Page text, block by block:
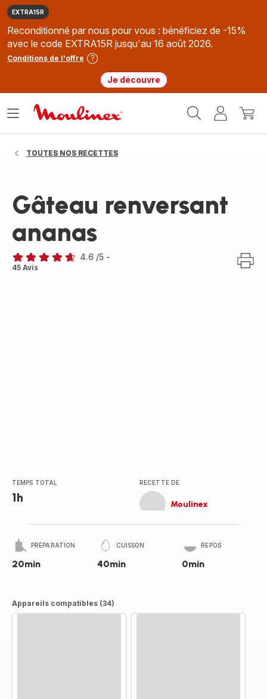
EXTRA15R
Reconditionné par nous pour vous : bénéficiez de -15%
avec le code EXTRA15R jusqu'au 16 août 2026.
Conditions de l'offre
Je découvre
MonMon
Ouvrir
TOUTES NOS RECETTES
Gâteau renversant
ananas
ratings.4.6
4.6 /5 -
45 Avis
TEMPS TOTAL
1h
RECETTE DE
Moulinex
PRÉPARATION
20min
CUISSON
40min
REPOS
0min
Appareils compatibles (34)